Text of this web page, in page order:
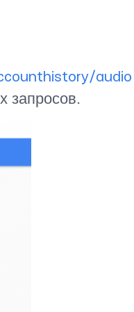
audio
запросов.